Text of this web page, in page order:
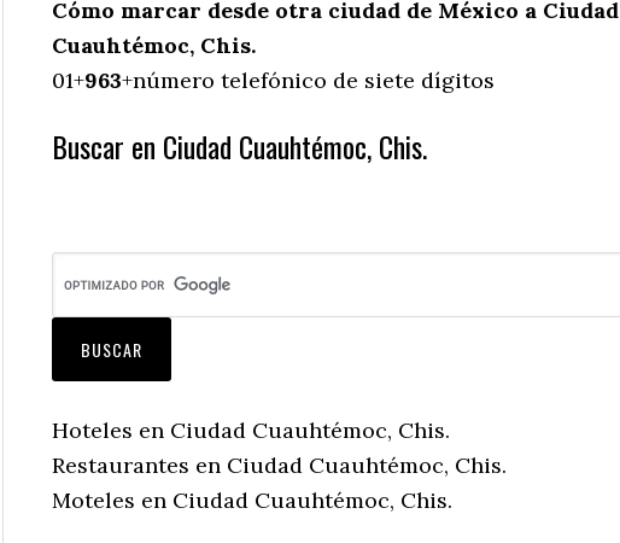
Cómo marcar desde otra ciudad de México a Ciudad
Cuauhtémoc, Chis.
01+963+número telefónico de siete dígitos
Buscar en Ciudad Cuauhtémoc, Chis.
Hoteles en Ciudad Cuauhtémoc, Chis.
Restaurantes en Ciudad Cuauhtémoc, Chis.
Moteles en Ciudad Cuauhtémoc, Chis.